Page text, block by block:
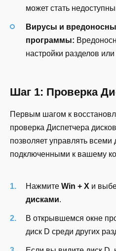
может стать
Вирусы и
программы:
настройки разделов
Шаг 1: Проверка
Первым шагом к
проверка Диспетчера
позволяет управлять
подключенными к вашему
Нажмите Win + X и
дисками.
В открывшемся окне
диск D среди других